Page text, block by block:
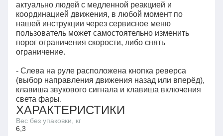
актуально людей с медленной реакцией и
координацией движения, в любой момент по
нашей инструкции через сервисное меню
пользователь может самостоятельно изменить
порог ограничения скорости, либо снять
ограничение.
- Слева на руле расположена кнопка реверса
(выбор направления движения назад или вперёд),
клавиша звукового сигнала и клавиша включения
света фары.
ХАРАКТЕРИСТИКИ
Вес без упаковки, кг
6,3